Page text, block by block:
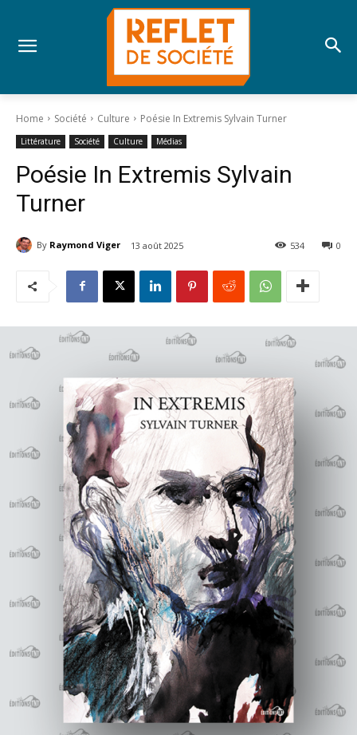
Home Société Culture Poésie In Extremis Sylvain Turner
Littérature Société Culture Médias
Poésie In Extremis Sylvain
Turner
By Raymond Viger 13 août 2025 0
534